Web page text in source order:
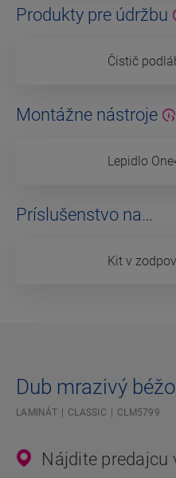
Produkty pre údržbu
Čistič
Montážne nástroje
Lepidlo
Príslušenstvo na
Kit v
Dub mrazivý
LAMINÁT CLASSIC CLM5799
Nájdite predajcu